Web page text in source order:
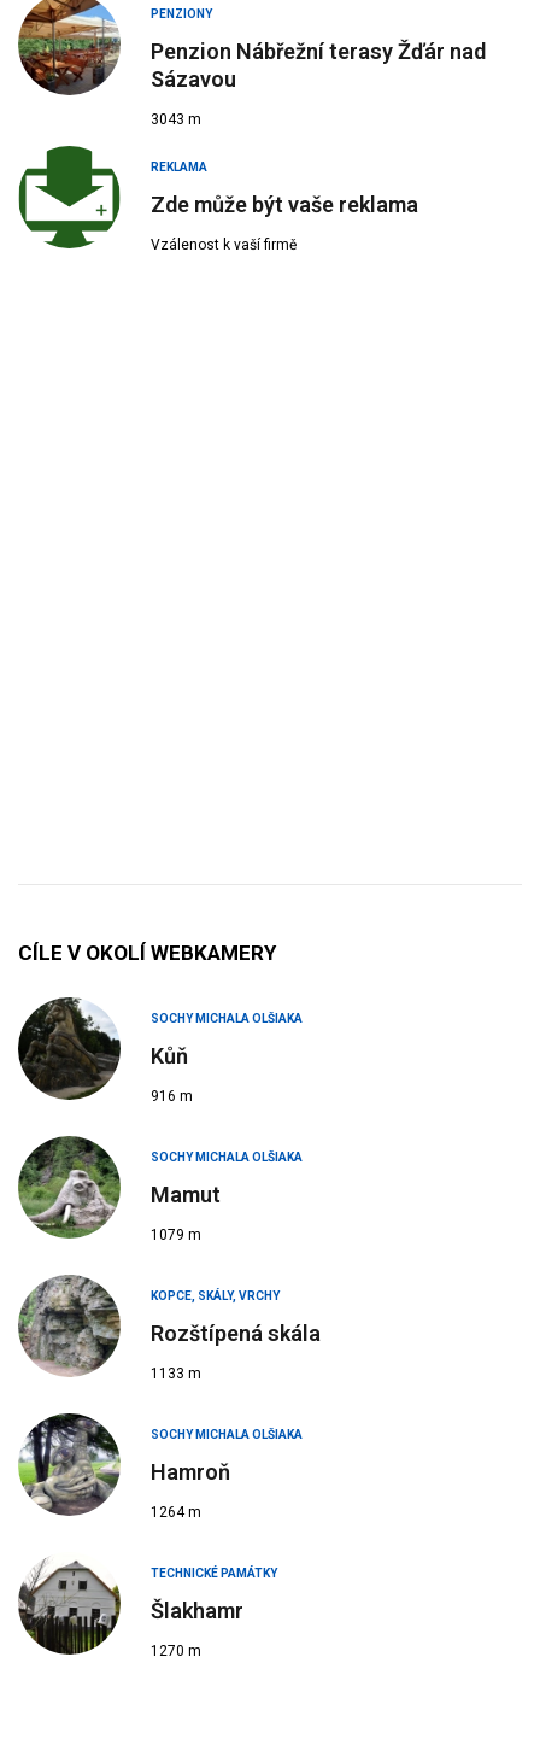
PENZIONY
Penzion Nábřežní terasy Žďár nad
Sázavou
3043 m
REKLAMA
Zde může být vaše reklama
Vzálenost k vaší firmě
CÍLE V OKOLÍ WEBKAMERY
SOCHY MICHALA OLŠIAKA
Kůň
916 m
SOCHY MICHALA OLŠIAKA
Mamut
1079 m
KOPCE, SKÁLY, VRCHY
Rozštípená skála
1133 m
SOCHY MICHALA OLŠIAKA
Hamroň
1264 m
TECHNICKÉ PAMÁTKY
Šlakhamr
1270 m